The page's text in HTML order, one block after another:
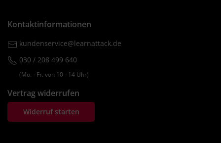
Kontaktinformationen
kundenservice@learnattack.de
030 / 208 499 640
(Mo. ‐ Fr. von 10 ‐ 14 Uhr)
Vertrag widerrufen
Widerruf starten